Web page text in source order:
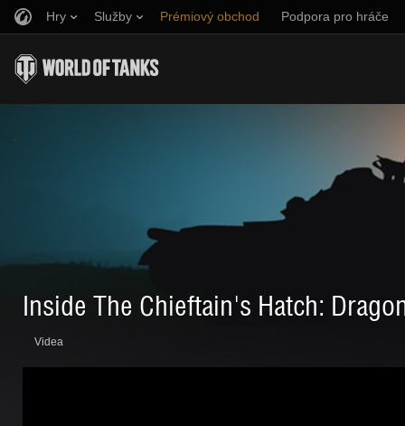
Hry Služby Prémiový obchod Podpora pro hráče
Hudba
Zásady poctivé hry
Wargaming.net Game Center
Naverbujte kamaráda
Discord
Inside The Chieftain's Hatch:
Videa